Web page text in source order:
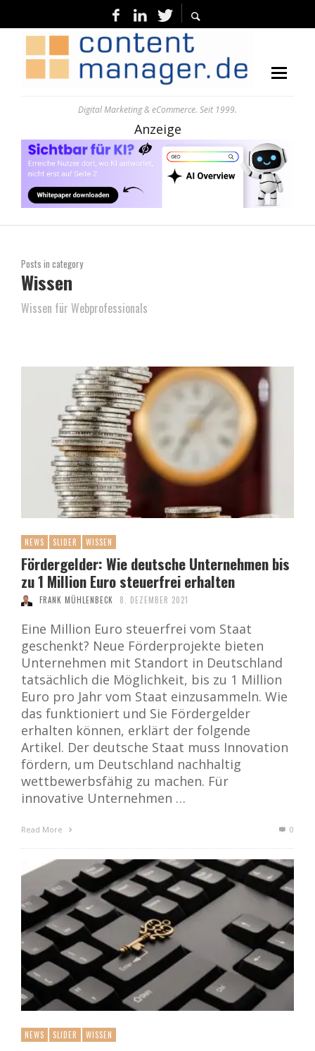
Digital Marketing & eCommerce. Seit 1999.
Anzeige
Posts in category
Wissen
Wissen für Webprofessionals
NEWS SLIDER WISSEN
Fördergelder: Wie deutsche Unternehmen bis
zu 1 Million Euro steuerfrei erhalten
FRANK MÜHLENBECK 8. DEZEMBER 2021
Eine Million Euro steuerfrei vom Staat
geschenkt? Neue Förderprojekte bieten
Unternehmen mit Standort in Deutschland
tatsächlich die Möglichkeit, bis zu 1 Million
Euro pro Jahr vom Staat einzusammeln. Wie
das funktioniert und Sie Fördergelder
erhalten können, erklärt der folgende
Artikel. Der deutsche Staat muss Innovation
fördern, um Deutschland nachhaltig
wettbewerbsfähig zu machen. Für
innovative Unternehmen …
Read More 0
NEWS SLIDER WISSEN